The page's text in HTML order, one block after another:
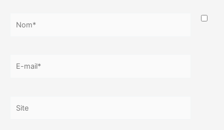
mail*